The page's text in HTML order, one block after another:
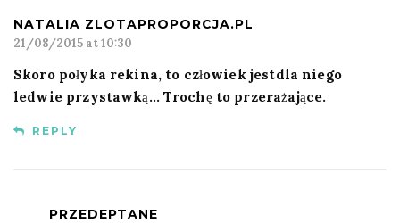
NATALIA ZLOTAPROPORCJA.PL
21/08/2015 at 10:30
Skoro połyka rekina, to człowiek jestdla niego
ledwie przystawką… Trochę to przerażające.
REPLY
PRZEDEPTANE